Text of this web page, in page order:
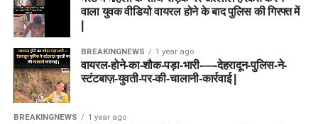
वाला युवक वीडियो वायरल होने के बाद पुलिस की गिरफ्त में
BREAKINGNEWS 1 year ago
वायरल-होने-का-शौक-पड़ा-भारी-—-देहरादून-पुलिस-ने-
स्टंटबाज़-युवती-पर-की-चालानी-कार्रवाई |
BREAKINGNEWS 1 year ago